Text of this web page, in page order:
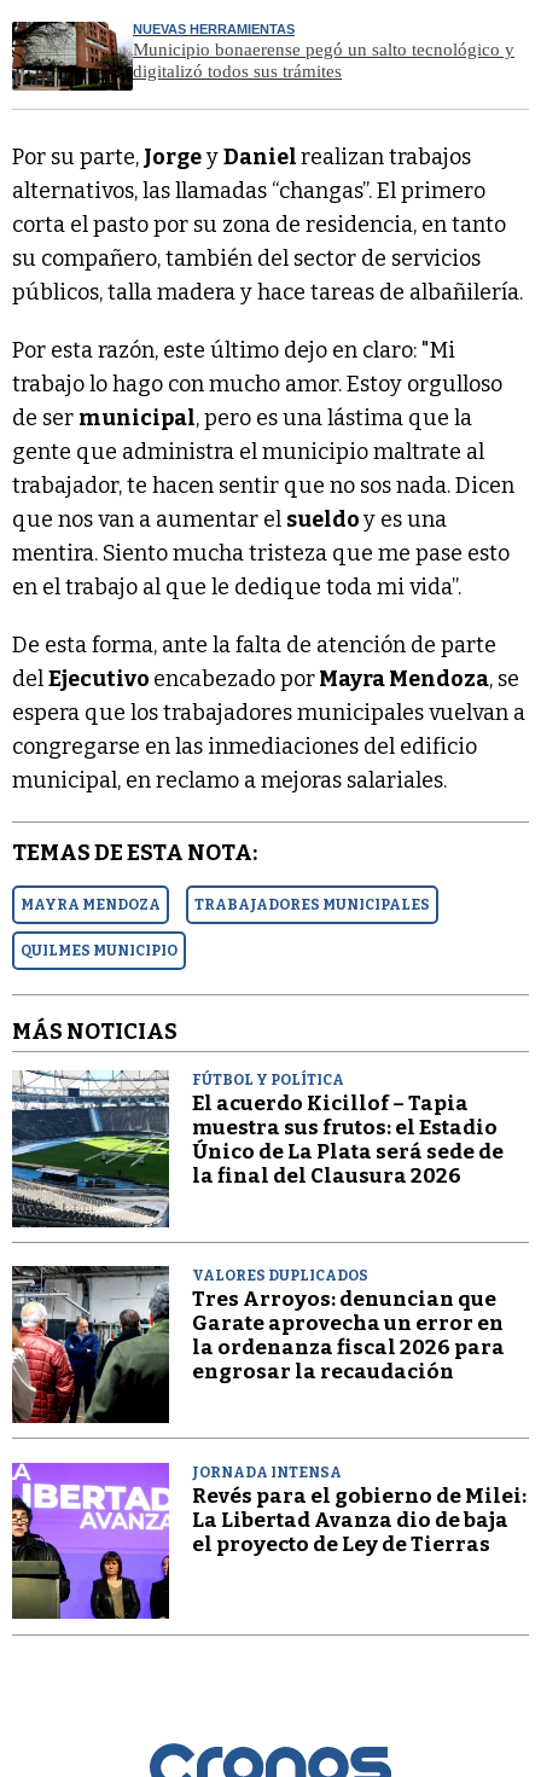
NUEVAS HERRAMIENTAS
Municipio bonaerense pegó un salto tecnológico y
digitalizó todos sus trámites
Por su parte, JorgeyDanielrealizan trabajos
alternativos, las llamadas “changas”. El primero
corta el pasto por su zona de residencia, en tanto
su compañero, también del sector de servicios
públicos, talla madera y hace tareas de albañilería.
Por esta razón, este último dejo en claro: "Mi
trabajo lo hago con mucho amor. Estoy orgulloso
de ser municipal, pero es una lástima que la
gente que administra el municipio maltrate al
trabajador, te hacen sentir que no sos nada. Dicen
que nos van a aumentar el sueldoy es una
mentira. Siento mucha tristeza que me pase esto
en el trabajo al que le dedique toda mi vida”.
De esta forma, ante la falta de atención de parte
delEjecutivo encabezado porMayra Mendoza, se
espera que los trabajadores municipales vuelvan a
congregarse en las inmediaciones del edificio
municipal, en reclamo a mejoras salariales.
TEMAS DE ESTA NOTA:
MAYRA MENDOZA TRABAJADORES MUNICIPALES
QUILMES MUNICIPIO
MÁS NOTICIAS
FÚTBOL Y POLÍTICA
El acuerdo Kicillof – Tapia
muestra sus frutos: el Estadio
Único de La Plata será sede de
la final del Clausura 2026
VALORES DUPLICADOS
Tres Arroyos: denuncian que
Garate aprovecha un error en
la ordenanza fiscal 2026 para
engrosar la recaudación
JORNADA INTENSA
Revés para el gobierno de Milei:
La Libertad Avanza dio de baja
el proyecto de Ley de Tierras